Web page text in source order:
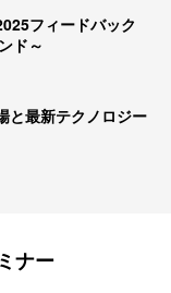
フィードバック
ド～
と最新テクノロジー
ナー